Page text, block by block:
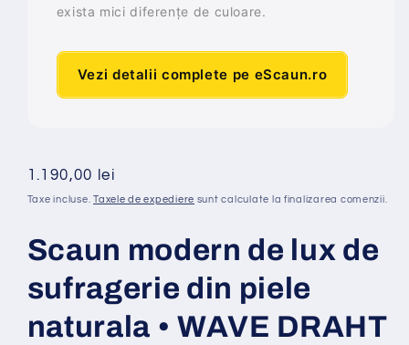
exista mici diferențe de culoare.
Vezi detalii complete pe eScaun.ro
Preț
obișnuit
1.190,00 lei
Taxe incluse.Taxele de expediere sunt calculate la finalizarea comenzii.
Scaun modern de lux de
sufragerie din piele
naturala • WAVE DRAHT